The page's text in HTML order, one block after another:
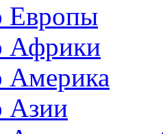
Европы
Африки
Америка
Азии